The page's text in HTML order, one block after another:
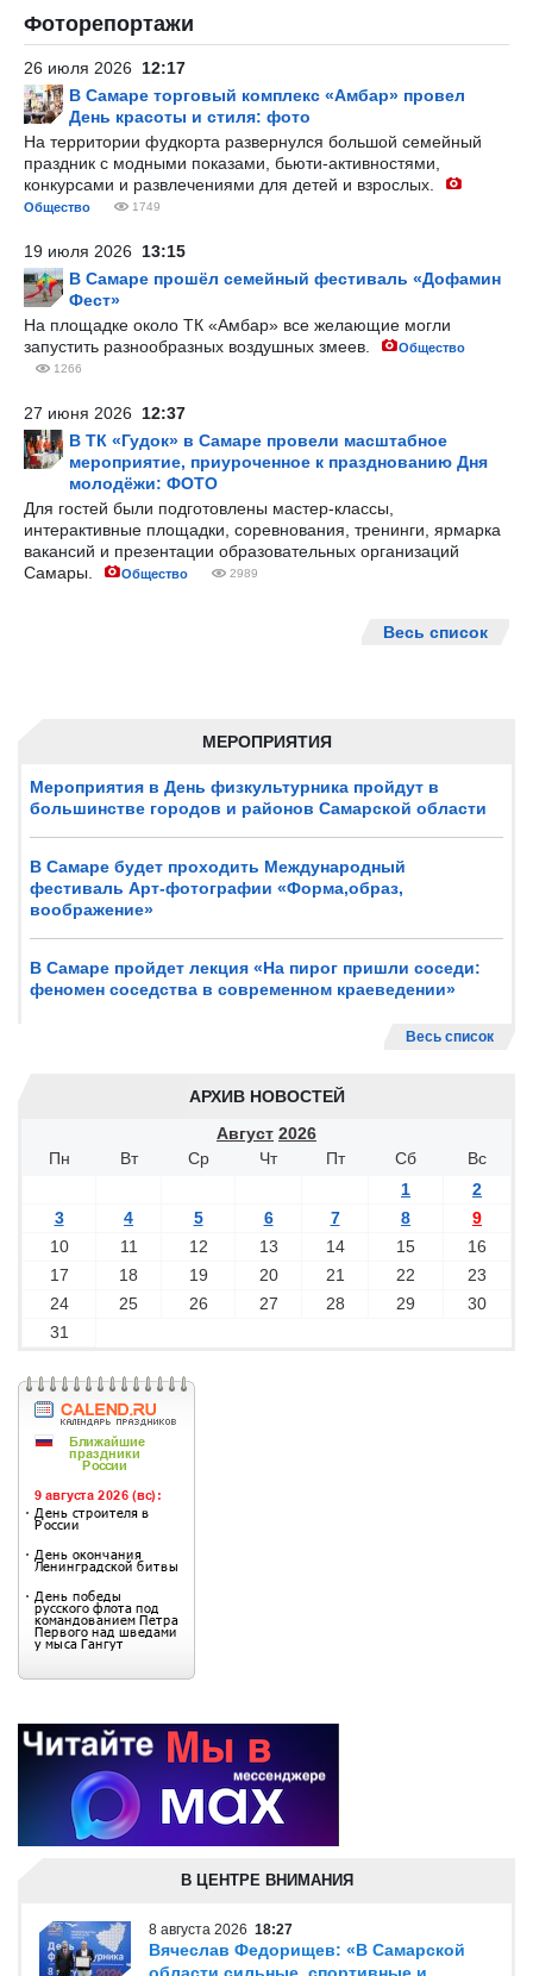
МЕРОПРИЯТИЯ
Мероприятия в День физкультурника пройдут в
большинстве городов и районов Самарской области
В Самаре будет проходить Международный
фестиваль Арт-фотографии «Форма,образ,
воображение»
В Самаре пройдет лекция «На пирог пришли соседи:
феномен соседства в современном краеведении»
Весь список
АРХИВ НОВОСТЕЙ
Август 2026
Пн
Вт Ср Чт Пт Сб
Вс
1
2
3
4 5 6 7 8
9
10
11 12 13 14 15
16
17
18 19 20 21 22
23
24
25 26 27 28 29
30
31
Фоторепортажи
26 июля 2026 12:17
В Самаре торговый комплекс «Амбар» провел
День красоты и стиля: фото
На территории фудкорта развернулся большой семейный
праздник с модными показами, бьюти-активностями,
конкурсами и развлечениями для детей и взрослых.
Общество 1749
19 июля 2026 13:15
В Самаре прошёл семейный фестиваль «Дофамин
Фест»
На площадке около ТК «Амбар» все желающие могли
запустить разнообразных воздушных змеев.
Общество
1266
27 июня 2026 12:37
В ТК «Гудок» в Самаре провели масштабное
мероприятие, приуроченное к празднованию Дня
молодёжи: ФОТО
Для гостей были подготовлены мастер-классы,
интерактивные площадки, соревнования, тренинги, ярмарка
вакансий и презентации образовательных организаций
Самары.
Общество 2989
Весь список
В ЦЕНТРЕ ВНИМАНИЯ
8 августа 2026 18:27
Вячеслав Федорищев: «В Самарской